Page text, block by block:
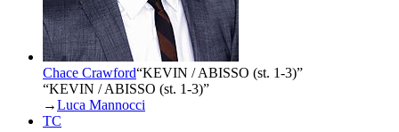
Chace Crawford“KEVIN / ABISSO (st. 1-3)”
“KEVIN / ABISSO (st. 1-3)”
→Luca Mannocci
TC